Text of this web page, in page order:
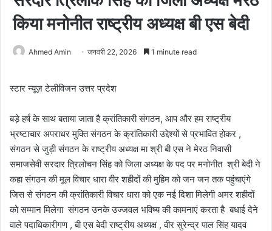
किया मनोनीत राष्ट्रीय अध्यक्ष बी एस बेदी
Ahmed Amin जनवरी 22, 2026 1 minute read
स्टार न्यूज़ टेलीविजन उत्तर प्रदेश
बड़े हर्ष के साथ बताया जाता है क्रांतिकारी संगठन, आप और हम राष्ट्रीय
भ्रष्टाचार अपराधर मुक्ति संगठन के क्रांतिकारी उद्देश्यों से प्रभावित होकर ,
संगठन से जुड़ी संगठन के राष्ट्रीय अध्यक्ष मा श्री बी एस ने मेरठ निवासी
समाजसेवी सरदार त्रिलोचन सिंह को जिला अध्यक्ष के पद पर मनोनीत श्री बेदी ने
कहा संगठन की मूल विचार धारा वीर शहीदों की मुहिम को जन जन तक पहुंचाएंगे
जिस से संगठन की क्रांतिकारी विचार धारा को एक नई दिशा मिलेगी अमर शहीदों
को सम्मान मिलेगा संगठन उनके उज्जवल भविष्य की कामनाएं करता है बधाई देने
वाले पदाधिकारीगण , बी एस बेदी राष्ट्रीय अध्यक्ष , वीर सुरेन्द्र पाल सिंह यादव